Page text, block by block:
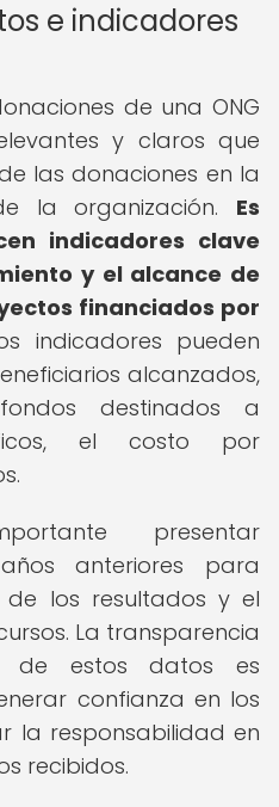
e indicadores
de una ONG
y claros que
las donaciones en la
la organización. Es
indicadores clave
y el alcance de
financiados por
indicadores pueden
alcanzados,
destinados a
el costo por
presentar
anteriores para
los resultados y el
La transparencia
de estos datos es
confianza en los
la responsabilidad en
recibidos.